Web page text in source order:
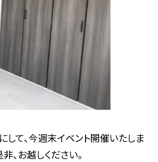
て、今週末イベント開催いたしま
、お越しください。